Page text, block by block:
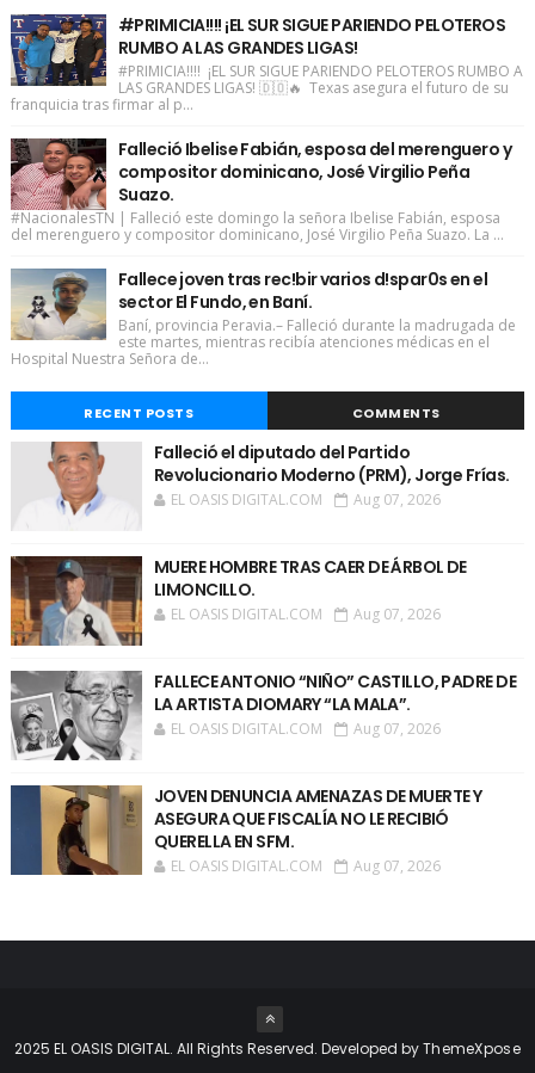
#PRIMICIA!!!! ¡EL SUR SIGUE PARIENDO PELOTEROS
RUMBO A LAS GRANDES LIGAS!
#PRIMICIA!!!! ¡EL SUR SIGUE PARIENDO PELOTEROS RUMBO A
LAS GRANDES LIGAS! 🇩🇴🔥 Texas asegura el futuro de su
franquicia tras firmar al p...
Falleció Ibelise Fabián, esposa del merenguero y
compositor dominicano, José Virgilio Peña
Suazo.
#NacionalesTN | Falleció este domingo la señora Ibelise Fabián, esposa
del merenguero y compositor dominicano, José Virgilio Peña Suazo. La ...
Fallece joven tras rec!bir varios d!spar0s en el
sector El Fundo, en Baní.
Baní, provincia Peravia.– Falleció durante la madrugada de
este martes, mientras recibía atenciones médicas en el
Hospital Nuestra Señora de...
RECENT POSTS COMMENTS
Falleció el diputado del Partido
Revolucionario Moderno (PRM), Jorge Frías.
EL OASIS DIGITAL.COM Aug 07, 2026
MUERE HOMBRE TRAS CAER DE ÁRBOL DE
LIMONCILLO.
EL OASIS DIGITAL.COM Aug 07, 2026
FALLECE ANTONIO “NIÑO” CASTILLO, PADRE DE
LA ARTISTA DIOMARY “LA MALA”.
EL OASIS DIGITAL.COM Aug 07, 2026
JOVEN DENUNCIA AMENAZAS DE MUERTE Y
ASEGURA QUE FISCALÍA NO LE RECIBIÓ
QUERELLA EN SFM.
EL OASIS DIGITAL.COM Aug 07, 2026
2025 EL OASIS DIGITAL. All Rights Reserved. Developed byThemeXpose